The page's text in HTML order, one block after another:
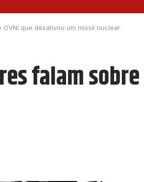
que desativou um míssil nuclear
falam